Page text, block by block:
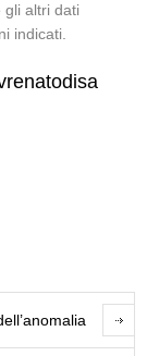
gli altri dati
indicati.